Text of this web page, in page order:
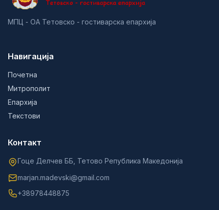
МПЦ - ОА Тетовско - гостиварска епархија
Навигација
Почетна
Митрополит
Епархија
Текстови
Контакт
Гоце Делчев ББ, Тетово Република Македонија
marjan.madevski@gmail.com
+38978448875